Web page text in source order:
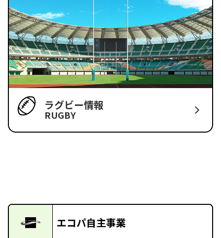
ラグビー情報
RUGBY
エコパ自主事業